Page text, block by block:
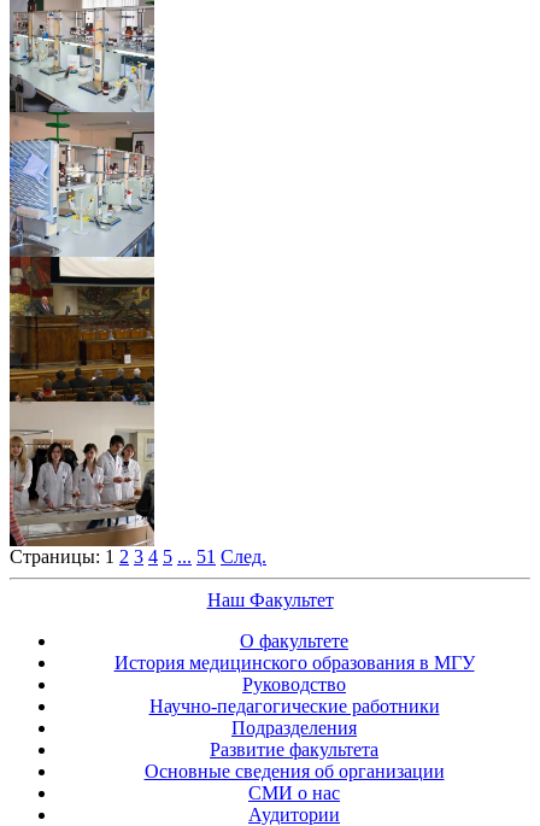
Страницы: 1 2 3 4 5 ... 51 След.
Наш Факультет
О факультете
История медицинского образования в МГУ
Руководство
Научно-педагогические работники
Подразделения
Развитие факультета
Основные сведения об организации
СМИ о нас
Аудитории